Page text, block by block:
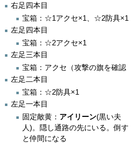
右足四本目
宝箱：☆1アクセ×1、☆2防具×1
左足四本目
宝箱：☆2アクセ×1
左足三本目
宝箱：アクセ（攻撃の旗を確認
左足二本目
宝箱：☆2防具×1
左足一本目
固定敵黄： アイリーン(黒い夫
人)。隠し通路の先にいる。倒す
と仲間になる